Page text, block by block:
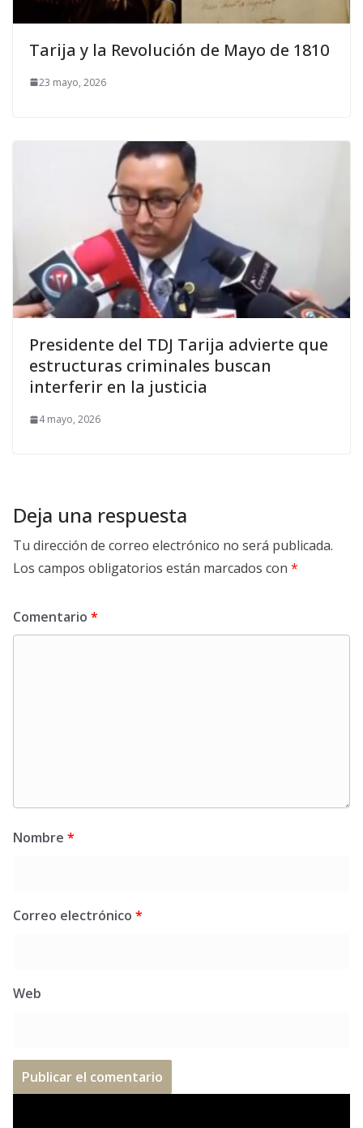
Tarija y la Revolución de Mayo de 1810
23 mayo, 2026
Presidente del TDJ Tarija advierte que
estructuras criminales buscan
interferir en la justicia
4 mayo, 2026
Deja una respuesta
Tu dirección de correo electrónico no será publicada.
Los campos obligatorios están marcados con *
Comentario *
Nombre *
Correo electrónico *
Web